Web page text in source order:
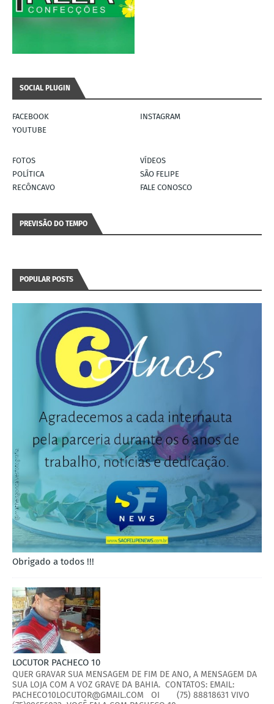
SOCIAL PLUGIN
FACEBOOK
INSTAGRAM
YOUTUBE
FOTOS
VÍDEOS
POLÍTICA
SÃO FELIPE
RECÔNCAVO
FALE CONOSCO
PREVISÃO DO TEMPO
POPULAR POSTS
Obrigado a todos !!!
LOCUTOR PACHECO 10
QUER GRAVAR SUA MENSAGEM DE FIM DE ANO, A MENSAGEM DA
SUA LOJA COM A VOZ GRAVE DA BAHIA. CONTATOS: EMAIL:
PACHECO10LOCUTOR@GMAIL.COM OI (75) 88818631 VIVO